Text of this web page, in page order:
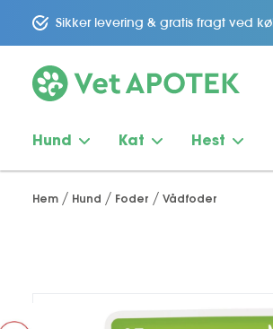
Sikker levering & gratis fragt ved
Hund Kat Hest
Hem Hund Foder Vådfoder